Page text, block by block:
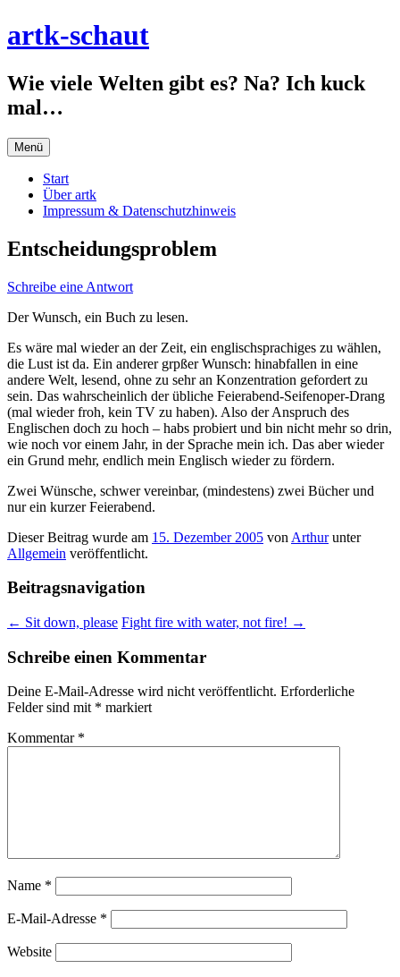
Inhalt
artk-schaut
Wie viele Welten gibt es? Na? Ich kuck
mal…
Menü
Start
Über artk
Impressum & Datenschutzhinweis
Entscheidungsproblem
Schreibe eine Antwort
Der Wunsch, ein Buch zu lesen.
Es wäre mal wieder an der Zeit, ein englischsprachiges zu wählen,
die Lust ist da. Ein anderer grpßer Wunsch: hinabfallen in eine
andere Welt, lesend, ohne zu sehr an Konzentration gefordert zu
sein. Das wahrscheinlich der übliche Feierabend-Seifenoper-Drang
(mal wieder froh, kein TV zu haben). Also der Anspruch des
Englischen doch zu hoch – habs probiert und bin nicht mehr so drin,
wie noch vor einem Jahr, in der Sprache mein ich. Das aber wieder
ein Grund mehr, endlich mein Englisch wieder zu fördern.
Zwei Wünsche, schwer vereinbar, (mindestens) zwei Bücher und
nur ein kurzer Feierabend.
Dieser Beitrag wurde am 15. Dezember 2005 von Arthurunter
Allgemein veröffentlicht.
Beitragsnavigation
← Sit down, please Fight fire with water, not fire! →
Schreibe einen Kommentar
Deine E-Mail-Adresse wird nicht veröffentlicht. Erforderliche
Felder sind mit * markiert
Kommentar *
Name *
E-Mail-Adresse *
Website